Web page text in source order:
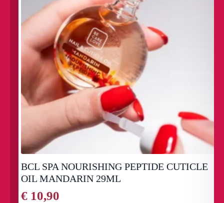
BCL SPA NOURISHING PEPTIDE CUTICLE
OIL MANDARIN 29ML
10,90